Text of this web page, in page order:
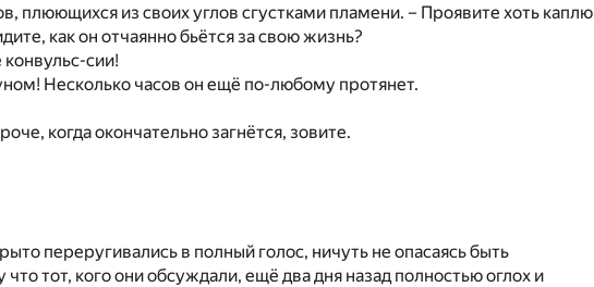
плюющихся из своих углов сгустками пламени. – Проявите хоть каплю
как он отчаянно бьётся за свою жизнь?
сии!
Несколько часов он ещё по-любому протянет.
когда окончательно загнётся, зовите.
переругивались в полный голос, ничуть не опасаясь быть
тот, кого они обсуждали, ещё два дня назад полностью оглох и